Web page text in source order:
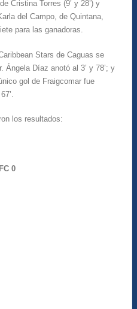
Cristina Torres (9’ y 28’) y
del Campo, de Quintana,
para las ganadoras.
Stars de Caguas se
Ángela Díaz anotó al 3’ y 78’; y
gol de Fraigcomar fue
los resultados:
0